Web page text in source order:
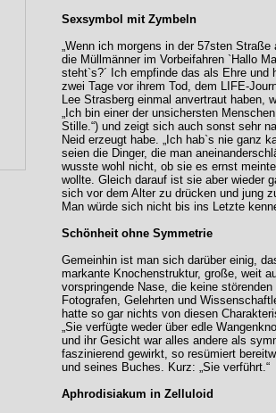
Sexsymbol mit Zymbeln
„Wenn ich morgens in der 57sten
die Müllmänner im Vorbeifahren `Hallo
steht`s?´ Ich empfinde das als Ehre und
zwei Tage vor ihrem Tod, dem LIFE-
Lee Strasberg einmal anvertraut haben,
„Ich bin einer der unsichersten
Stille.“) und zeigt sich auch sonst sehr
Neid erzeugt habe. „Ich hab`s nie ganz
seien die Dinger, die man
wusste wohl nicht, ob sie es ernst
wollte. Gleich darauf ist sie aber wieder
sich vor dem Alter zu drücken und jung
Man würde sich nicht bis ins Letzte
Schönheit ohne Symmetrie
Gemeinhin ist man sich darüber einig,
markante Knochenstruktur, große, weit
vorspringende Nase, die keine
Fotografen, Gelehrten und
hatte so gar nichts von diesen
„Sie verfügte weder über edle
und ihr Gesicht war alles andere als
faszinierend gewirkt, so resümiert
und seines Buches. Kurz: „Sie verführt.“
Aphrodisiakum in Zelluloid